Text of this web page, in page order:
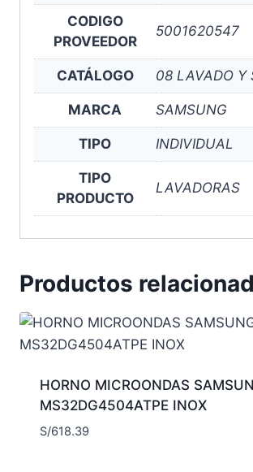
CODIGO
PROVEEDOR
5001620547
CATÁLOGO 08 LAVADO Y
MARCA SAMSUNG
TIPO INDIVIDUAL
TIPO
PRODUCTO
LAVADORAS
Productos
HORNO MICROONDAS
MS32DG4504ATPE INOX
S/618.39